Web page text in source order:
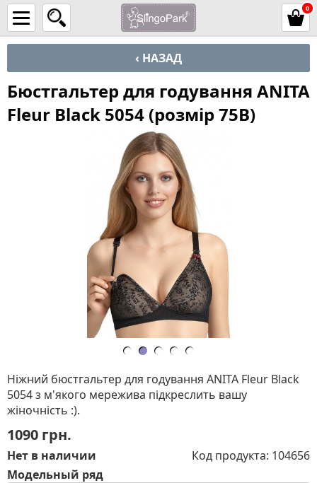
0
‹ НАЗАД
Бюстгальтер для годування ANITA
Fleur Black 5054 (розмір 75B)
Ніжний бюстгальтер для годування ANITA Fleur Black
5054 з м'якого мережива підкреслить вашу
жіночність :).
1090 грн.
Нет в наличии Код продукта: 104656
Модельный ряд